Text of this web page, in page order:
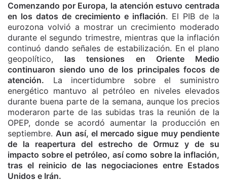
Comenzando por Europa, la atención estuvo centrada
en los datos de crecimiento e inflación. El PIB de la
eurozona volvió a mostrar un crecimiento moderado
durante el segundo trimestre, mientras que la inflación
continuó dando señales de estabilización. En el plano
geopolítico, las tensiones en Oriente Medio
continuaron siendo uno de los principales focos de
atención. La incertidumbre sobre el suministro
energético mantuvo al petróleo en niveles elevados
durante buena parte de la semana, aunque los precios
moderaron parte de las subidas tras la reunión de la
OPEP, donde se acordó aumentar la producción en
septiembre.Aun así, el mercado sigue muy pendiente
de la reapertura del estrecho de Ormuz y de su
impacto sobre el petróleo, así como sobre la inflación,
tras el reinicio de las negociaciones entre Estados
Unidos e Irán.